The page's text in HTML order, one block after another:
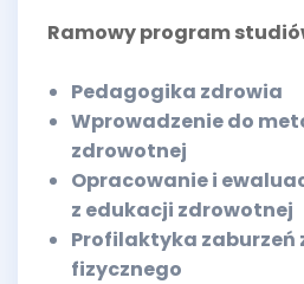
Ramowy program
Pedagogika zdrowia
Wprowadzenie do
zdrowotnej
Opracowanie i
z edukacji zdrowotnej
Profilaktyka zaburzeń
fizycznego